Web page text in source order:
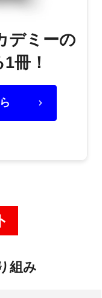
デミーの
冊！
組み